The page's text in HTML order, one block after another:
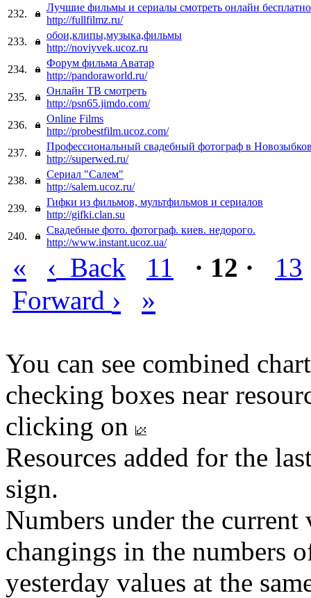
232.
Лучшие фильмы и сериалы смотреть онлайн бесплатно
http://fullfilmz.ru/
233.
обои,клипы,музыка,фильмы
http://noviyvek.ucoz.ru
234.
Форум фильма Аватар
http://pandoraworld.ru/
235.
Онлайн ТВ смотреть
http://psn65.jimdo.com/
236.
Online Films
http://probestfilm.ucoz.com/
237.
Профессиональный свадебный фотограф в
http://superwed.ru/
238.
Сериал "Салем"
http://salem.ucoz.ru/
239.
Гифки из фильмов, мультфильмов и сериалов
http://gifki.clan.su
240.
Свадебные фото. фотограф. киев. недорого.
http://www.instant.ucoz.ua/
« ‹ Back 11 · 12 ·
13
Forward › »
You can see combined
checking boxes near
clicking on
Resources added for the
sign.
Numbers under the
changings in the numbers
yesterday values at the